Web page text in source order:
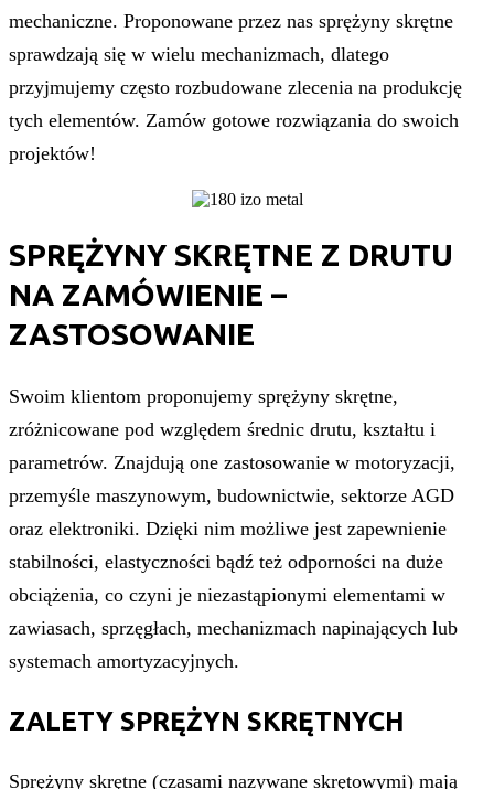
mechaniczne. Proponowane przez nas sprężyny skrętne
sprawdzają się w wielu mechanizmach, dlatego
przyjmujemy często rozbudowane zlecenia na produkcję
tych elementów. Zamów gotowe rozwiązania do swoich
projektów!
SPRĘŻYNY SKRĘTNE Z DRUTU
NA ZAMÓWIENIE –
ZASTOSOWANIE
Swoim klientom proponujemy sprężyny skrętne,
zróżnicowane pod względem średnic drutu, kształtu i
parametrów. Znajdują one zastosowanie w motoryzacji,
przemyśle maszynowym, budownictwie, sektorze AGD
oraz elektroniki. Dzięki nim możliwe jest zapewnienie
stabilności, elastyczności bądź też odporności na duże
obciążenia, co czyni je niezastąpionymi elementami w
zawiasach, sprzęgłach, mechanizmach napinających lub
systemach amortyzacyjnych.
ZALETY SPRĘŻYN SKRĘTNYCH
Sprężyny skrętne (czasami nazywane skrętowymi) mają